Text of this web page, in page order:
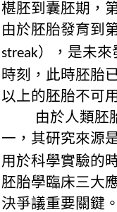
椹胚到囊胚期，
由於胚胎發育到
streak），是未
時刻，此時胚胎
以上的胚胎不可
由於人類胚
一，其研究來源
用於科學實驗的
胚胎學臨床三大
決爭議重要關鍵